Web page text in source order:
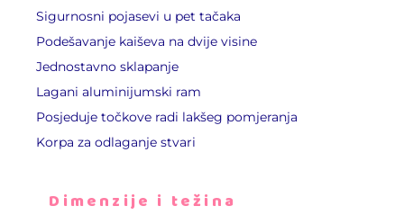
Sigurnosni pojasevi u pet tačaka
Podešavanje kaiševa na dvije visine
Jednostavno sklapanje
Lagani aluminijumski ram
Posjeduje točkove radi lakšeg pomjeranja
Korpa za odlaganje stvari
Dimenzije i težina